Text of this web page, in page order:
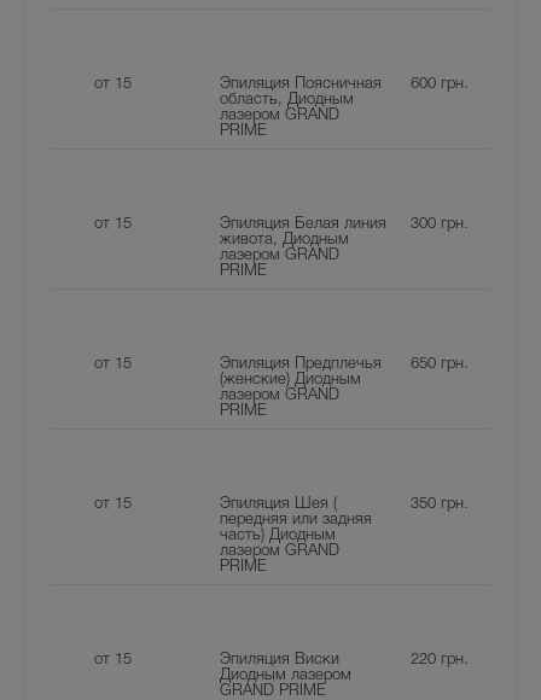
от 15
Эпиляция Поясничная
область, Диодным
лазером GRAND
PRIME
600грн.
от 15
Эпиляция Белая линия
живота, Диодным
лазером GRAND
PRIME
300грн.
от 15
Эпиляция Предплечья
(женские) Диодным
лазером GRAND
PRIME
650грн.
от 15
Эпиляция Шея (
передняя или задняя
часть) Диодным
лазером GRAND
PRIME
350грн.
от 15
Эпиляция Виски
Диодным лазером
GRAND PRIME
220грн.